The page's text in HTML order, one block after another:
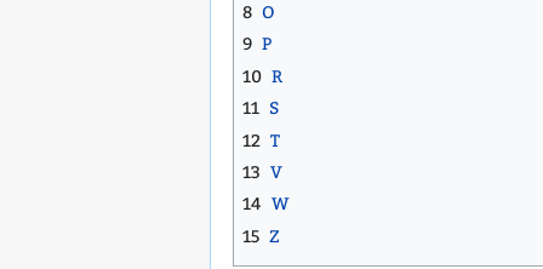
8 O
9 P
10 R
11 S
12 T
13 V
14 W
15 Z